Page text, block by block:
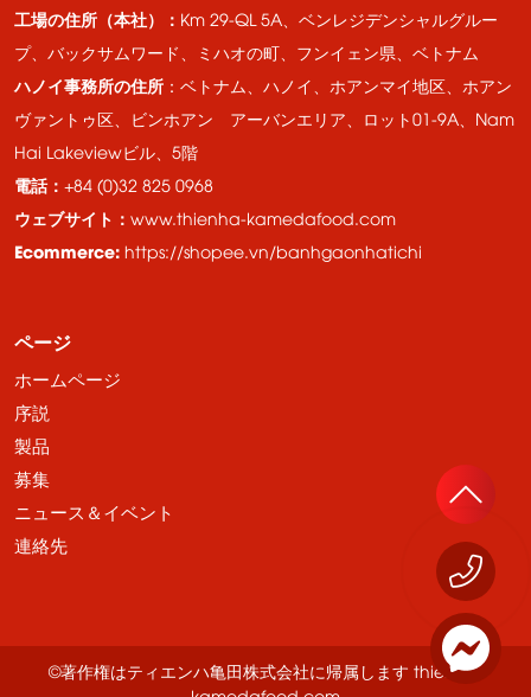
工場の住所（本社）： Km 29-QL 5A、ベンレジデンシャルグルー
プ、バックサムワード、ミハオの町、フンイェン県、ベトナム
ハノイ事務所の住所 ：ベトナム、ハノイ、ホアンマイ地区、ホアン
ヴァントゥ区、ビンホアン アーバンエリア、ロット01-9A、Nam
Hai Lakeviewビル、5階
電話： +84 (0)32 825 0968
ウェブサイト： www.thienha-kamedafood.com
Ecommerce: https://shopee.vn/banhgaonhatichi
ページ
ホームページ
序説
製品
募集
ニュース＆イベント
連絡先
©著作権はティエンハ亀田株式会社に帰属します thienha-